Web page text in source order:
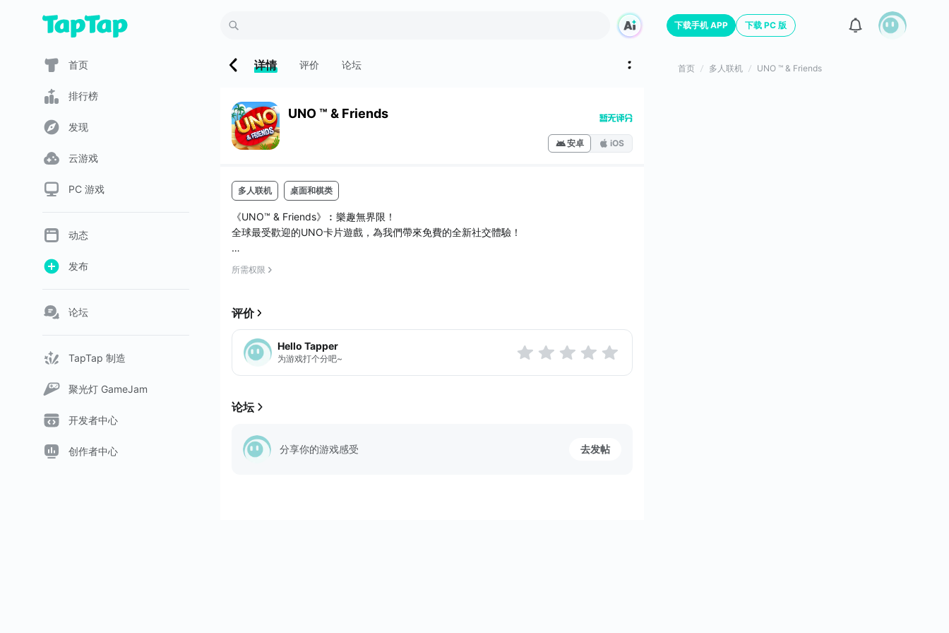
首页
排行榜
发现
云游戏
PC 游戏
动态
发布
论坛
TapTap 制造
聚光灯 GameJam
开发者中心
创作者中心
详情 评价 论坛
UNO ™ & Friends
安卓 iOS
多人联机 桌面和棋类
《UNO™ & Friends》︰樂趣無界限！
全球最受歡迎的UNO卡片遊戲，為我們帶來免費的全新社交體驗！
與朋友、家人及全球數百萬的粉絲一起輕鬆玩UNO！加入最大的手機遊戲社群之一，盡情享
遊戲特色︰
√ 輕鬆上手，欲罷不能！
√ 參與錦標賽，成為UNO冠軍！
√ 組成隊伍，在UNO雙人組對戰中大獲全勝！
√ 升級你的UNO同伴，發揮他們的力量！
所需权限
评价
Hello Tapper
为游戏打个分吧~
论坛
分享你的游戏感受 去发帖
下载手机 APP 下载 PC 版
首页 多人联机 UNO ™ & Friends